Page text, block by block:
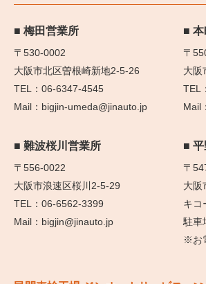
梅田営業所
〒530-0002
大阪市北区曽根崎新地2-5-26
06-6347-4545
bigjin-umeda@jinauto.jp
本
〒
大阪
難波桜川営業所
〒556-0022
大阪市浪速区桜川2-5-29
06-6562-3399
bigjin@jinauto.jp
平
〒
大阪
キコ
駐車
※お